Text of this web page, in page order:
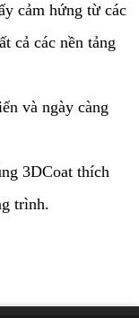
cảm hứng từ các
cả các nền tảng
và ngày càng
3DCoat thích
trình.